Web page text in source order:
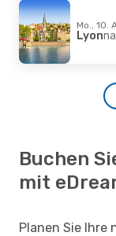
Mo., 10.
Lyon
Buchen
mit
Planen Sie Ihre